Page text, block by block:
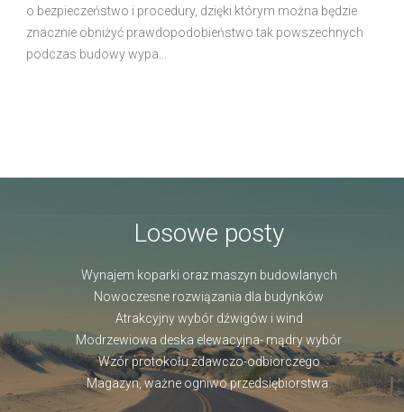
o bezpieczeństwo i procedury, dzięki którym można będzie
znacznie obniżyć prawdopodobieństwo tak powszechnych
podczas budowy wypa...
Losowe posty
Wynajem koparki oraz maszyn budowlanych
Nowoczesne rozwiązania dla budynków
Atrakcyjny wybór dźwigów i wind
Modrzewiowa deska elewacyjna- mądry wybór
Wzór protokołu zdawczo-odbiorczego
Magazyn, ważne ogniwo przedsiębiorstwa.